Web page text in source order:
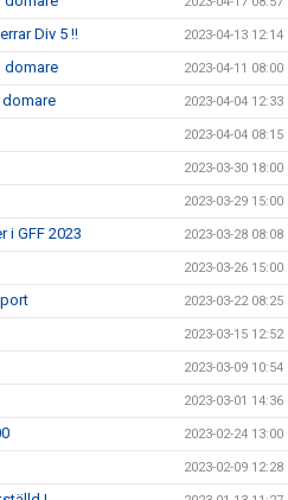
Div 5 !! 2023-04-13 12:14
domare 2023-04-11 08:00
domare 2023-04-04 12:33
2023-04-04 08:15
2023-03-30 18:00
2023-03-29 15:00
i GFF 2023 2023-03-28 08:08
2023-03-26 15:00
2023-03-22 08:25
2023-03-15 12:52
2023-03-09 10:54
2023-03-01 14:36
2023-02-24 13:00
2023-02-09 12:28